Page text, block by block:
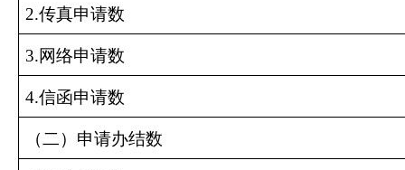
2.传真申请数
3.网络申请数
4.信函申请数
（二）申请办结数